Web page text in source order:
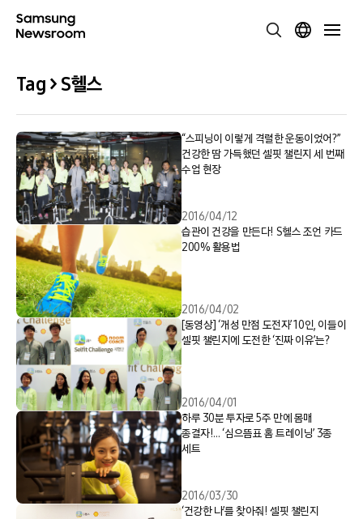
Tag > S헬스
“스피닝이 이렇게 격렬한 운동이었어?”
건강한 땀 가득했던 셀핏 챌린지 세 번째
수업 현장
2016/04/12
습관이 건강을 만든다! S헬스 조언 카드
200% 활용법
2016/04/02
[동영상] ‘개성 만점 도전자’ 10인, 이들이
셀핏 챌린지에 도전한 ‘진짜 이유’는?
2016/04/01
하루 30분 투자로 5주 만에 몸매
종결자!… ‘심으뜸표 홈 트레이닝’ 3종
세트
2016/03/30
‘건강한 나’를 찾아줘! 셀핏 챌린지